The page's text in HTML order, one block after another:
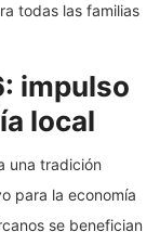
todas las familias
impulso
local
una tradición
para la economía
se benefician